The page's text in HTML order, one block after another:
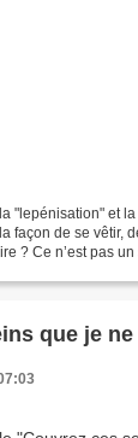
"lepénisation" et
façon de se vêtir,
? Ce n’est pas
que je